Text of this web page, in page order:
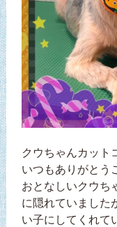
クウちゃんカット
いつもありがとう
おとなしいクウち
に隠れていました
い子にしてくれ